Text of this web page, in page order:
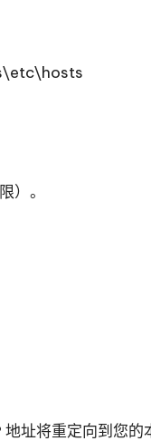
）。
址将重定向到您的